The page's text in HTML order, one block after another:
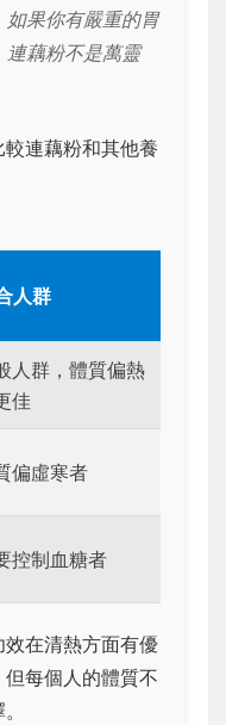
如果你有嚴重的胃
連藕粉不是萬靈
連藕粉和其他養
人群
人群，體質偏熱
佳
偏虛寒者
控制血糖者
在清熱方面有優
每個人的體質不